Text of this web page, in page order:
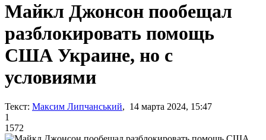
Майкл Джонсон пообещал
разблокировать помощь
США Украине, но с
условиями
Текст: Максим Липчанський, 14 марта 2024, 15:47
1
1572